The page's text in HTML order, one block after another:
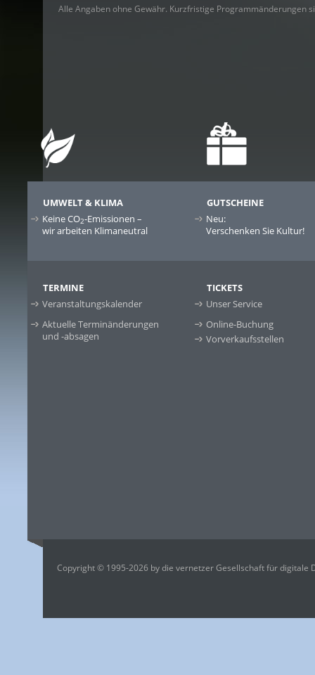
Alle Angaben ohne Gewähr. Kurzfristige Programmänderungen
UMWELT & KLIMA
Keine CO2-Emissionen –
wir arbeiten Klimaneutral
GUTSCHEINE
Neu:
Verschenken Sie Kultur!
TERMINE
Veranstaltungskalender
Aktuelle Terminänderungen
und -absagen
TICKETS
Unser Service
Online-Buchung
Vorverkaufsstellen
Copyright © 1995-2026 by die vernetzer Gesellschaft für digitale